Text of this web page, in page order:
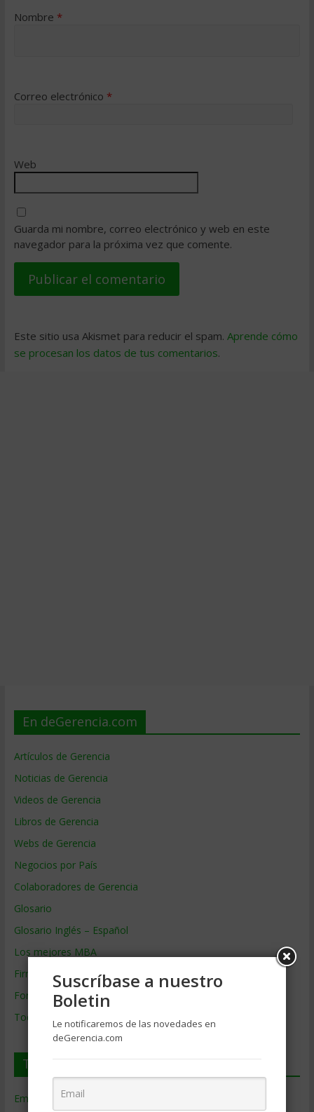
Nombre *
Correo electrónico *
Web
Guarda mi nombre, correo electrónico y web en este
navegador para la próxima vez que comente.
Este sitio usa Akismet para reducir el spam. Aprende cómo
se procesan los datos de tus comentarios.
En deGerencia.com
Artículos de Gerencia
Noticias de Gerencia
Videos de Gerencia
Libros de Gerencia
Webs de Gerencia
Negocios por País
Colaboradores de Gerencia
Glosario
Glosario Inglés – Español
Los mejores MBA
Firmas de Gerencia
Formación de Gerencia
Todos los Temas
Temas de Gerencia
Empresas de Gerencia
Suscríbase a nuestro
Boletin
Le notificaremos de las novedades en
deGerencia.com